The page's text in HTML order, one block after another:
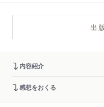
出
内容紹介
感想をおくる